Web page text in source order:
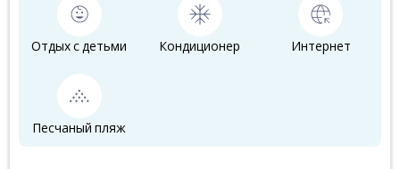
Отдых с детьми Кондиционер Интернет
Песчаный пляж